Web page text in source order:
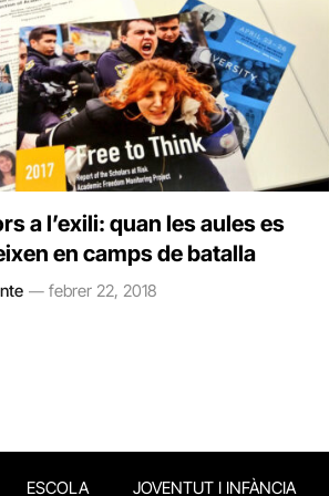
a l’exili: quan les aules es
en camps de batalla
febrer 22, 2018
ESCOLA JOVENTUT I INFÀNCIA